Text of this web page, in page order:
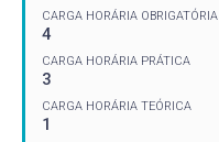
CARGA HORÁRIA OBRIGATÓRIA
4
CARGA HORÁRIA PRÁTICA
3
CARGA HORÁRIA TEÓRICA
1